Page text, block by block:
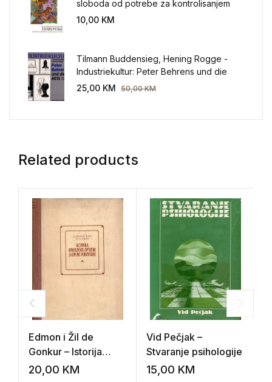
sloboda od potrebe za kontrolisanjem
sveta
10,00 KM
Tilmann Buddensieg, Hening Rogge -
Industriekultur: Peter Behrens und die
AEG 1907-1914.
25,00 KM 50,00KM
Related products
Edmon i Žil de
Gonkur – Istorija
francuskog društva
20,00 KM
Vid Pečjak –
Stvaranje psihologije
15,00 KM